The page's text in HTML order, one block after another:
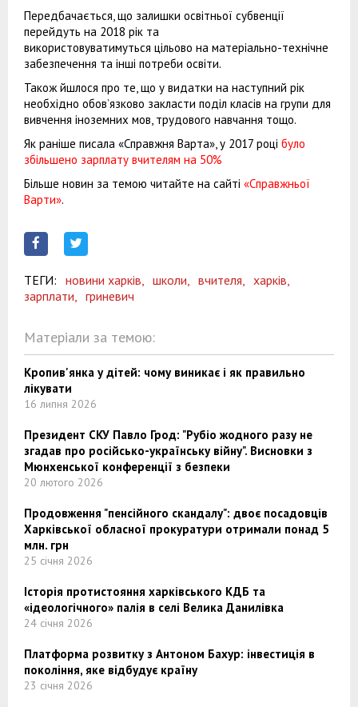
Передбачається, що залишки освітньої субвенції
перейдуть на 2018 рік та
використовуватимуться цільово на матеріально-технічне
забезпечення та інші потреби освіти.
Також йшлося про те, що у видатки на наступний рік
необхідно обов’язково закласти поділ класів на групи для
вивчення іноземних мов, трудового навчання тощо.
Як раніше писала «Справжня Варта», у 2017 році було
збільшено зарплату вчителям на 50%
Більше новин за темою читайте на сайті «Справжньої
Варти».
ТЕГИ: новини харків, школи, вчителя,
харків,
зарплати,
гриневич
Матеріали за темою:
Кропив'янка у дітей: чому виникає і як правильно
лікувати
16 липня 2026
Президент СКУ Павло Грод: "Рубіо жодного разу не
згадав про російсько-українську війну". Висновки з
Мюнхенської конференції з безпеки
20 лютого 2026
Продовження "пенсійного скандалу": двоє посадовців
Харківської обласної прокуратури отримали понад 5
млн. грн
25 січня 2026
Історія протистояння харківського КДБ та
«ідеологічного» палія в селі Велика Данилівка
24 січня 2026
Платформа розвитку з Антоном Бахур: інвестиція в
покоління, яке відбудує країну
23 січня 2026